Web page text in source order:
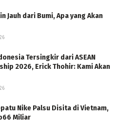
Jauh dari Bumi, Apa yang Akan
Tersingkir dari ASEAN
2026, Erick Thohir: Kami Akan
Nike Palsu Disita di Vietnam,
Miliar